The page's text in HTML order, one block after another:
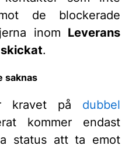
de blockerade
inom Leverans
.
saknas
kravet på dubbel
kommer endast
status att ta emot